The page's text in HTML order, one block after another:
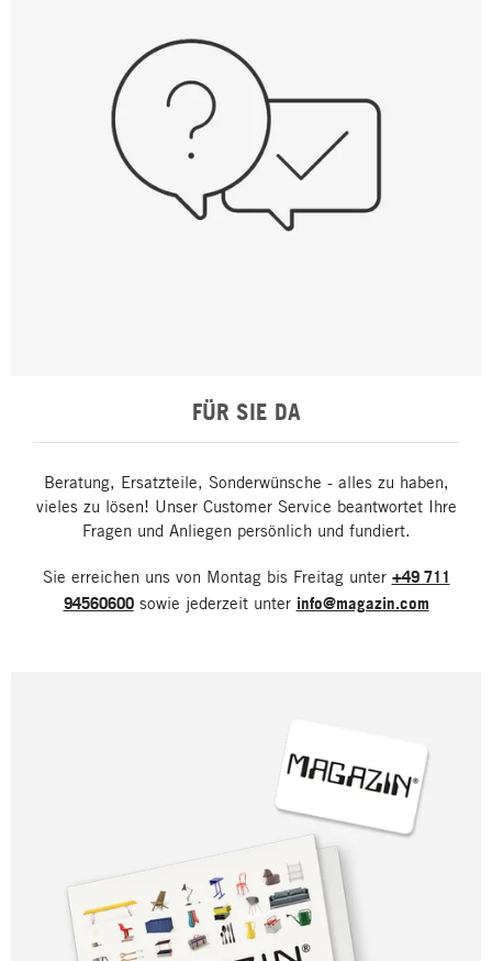
FÜR SIE DA
Beratung, Ersatzteile, Sonderwünsche - alles zu haben,
vieles zu lösen! Unser Customer Service beantwortet Ihre
Fragen und Anliegen persönlich und fundiert.
Sie erreichen uns von Montag bis Freitag unter +49 711
94560600sowie jederzeit unter info@magazin.com